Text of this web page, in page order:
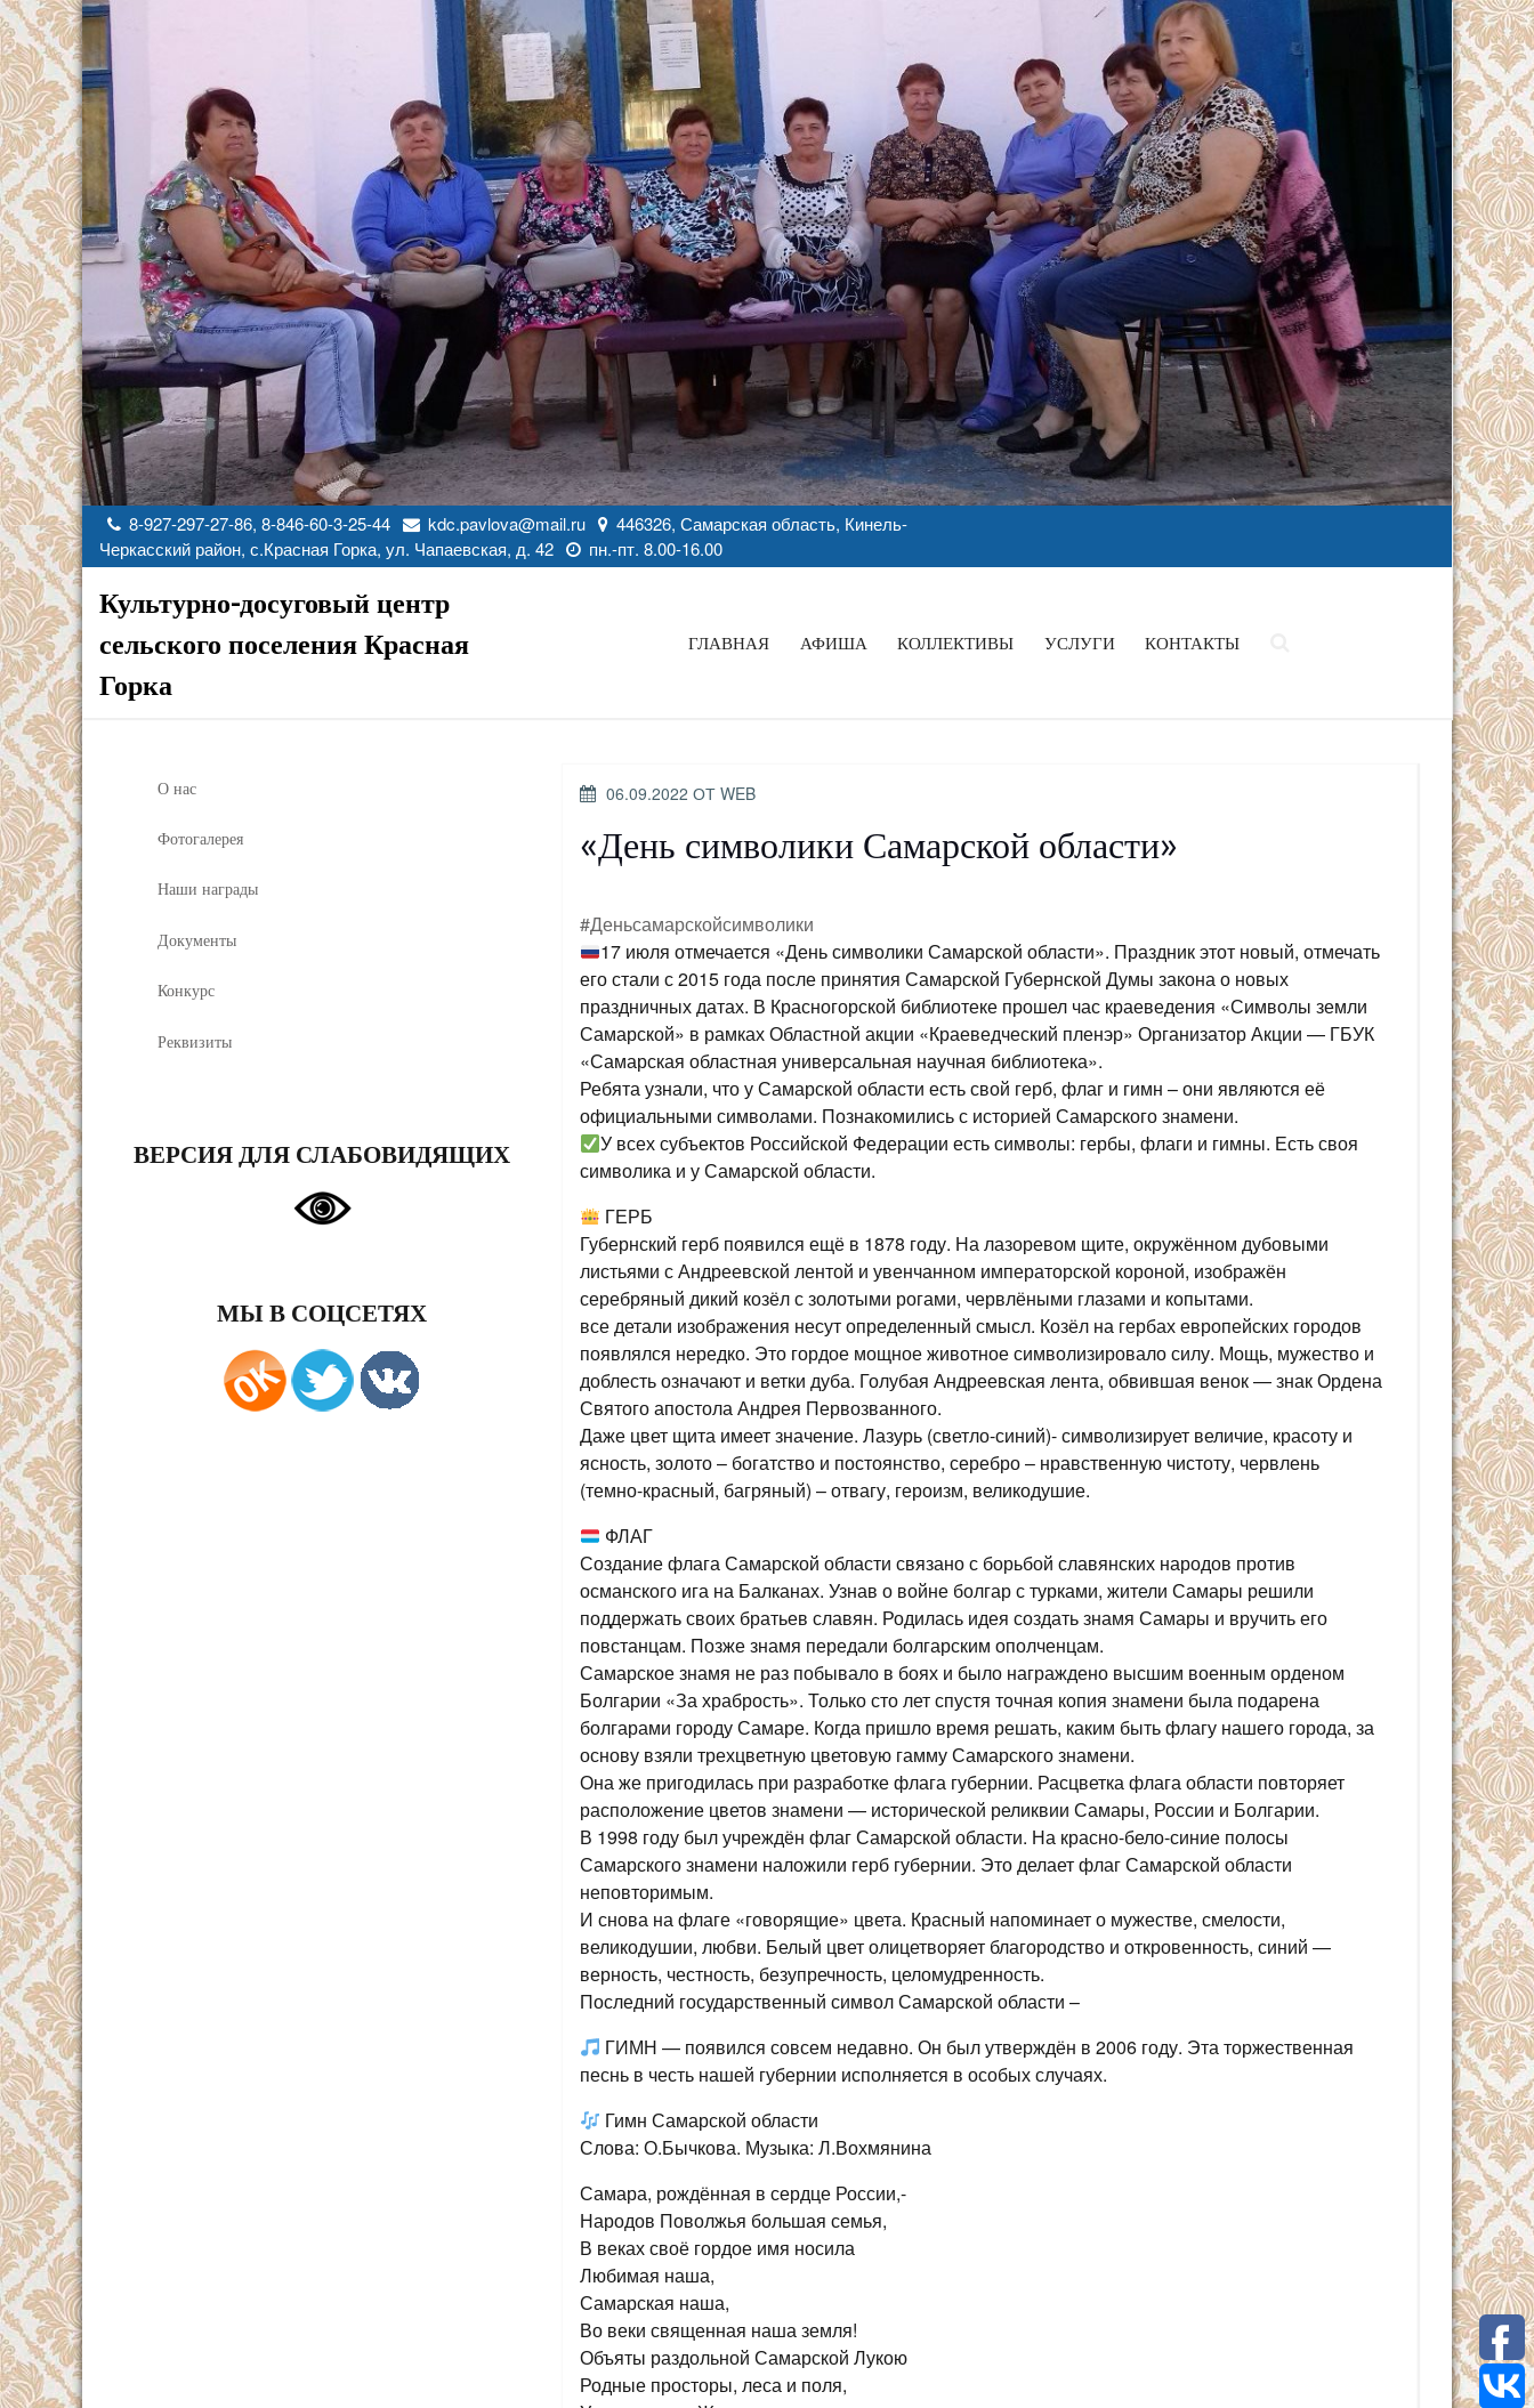
Перейти
к
содержимому
8-927-297-27-86, 8-846-60-3-25-44 kdc.pavlova@mail.ru
446326, Самарская область, Кинель-
Черкасский район, с.Красная Горка, ул. Чапаевская, д. 42
пн.-пт. 8.00-16.00
Культурно-досуговый центр
сельского поселения Красная
Горка
ГЛАВНАЯ АФИША КОЛЛЕКТИВЫ УСЛУГИ КОНТАКТЫ
О нас
Фотогалерея
Наши награды
Документы
Конкурс
Реквизиты
ВЕРСИЯ ДЛЯ СЛАБОВИДЯЩИХ
МЫ В СОЦСЕТЯХ
ОПУБЛИКОВАНО
06.09.2022 ОТ WEB
«День символики Самарской области»
#Деньсамарскойсимволики
17 июля отмечается «День символики Самарской области». Праздник этот новый, отмечать
его стали с 2015 года после принятия Самарской Губернской Думы закона о новых
праздничных датах. В Красногорской библиотеке прошел час краеведения «Символы земли
Самарской» в рамках Областной акции «Краеведческий пленэр» Организатор Акции — ГБУК
«Самарская областная универсальная научная библиотека».
Ребята узнали, что у Самарской области есть свой герб, флаг и гимн – они являются её
официальными символами. Познакомились с историей Самарского знамени.
У всех субъектов Российской Федерации есть символы: гербы, флаги и гимны. Есть своя
символика и у Самарской области.
ГЕРБ
Губернский герб появился ещё в 1878 году. На лазоревом щите, окружённом дубовыми
листьями с Андреевской лентой и увенчанном императорской короной, изображён
серебряный дикий козёл с золотыми рогами, червлёными глазами и копытами.
все детали изображения несут определенный смысл. Козёл на гербах европейских городов
появлялся нередко. Это гордое мощное животное символизировало силу. Мощь, мужество и
доблесть означают и ветки дуба. Голубая Андреевская лента, обвившая венок — знак Ордена
Святого апостола Андрея Первозванного.
Даже цвет щита имеет значение. Лазурь (светло-синий)- символизирует величие, красоту и
ясность, золото – богатство и постоянство, серебро – нравственную чистоту, червлень
(темно-красный, багряный) – отвагу, героизм, великодушие.
ФЛАГ
Создание флага Самарской области связано с борьбой славянских народов против
османского ига на Балканах. Узнав о войне болгар с турками, жители Самары решили
поддержать своих братьев славян. Родилась идея создать знамя Самары и вручить его
повстанцам. Позже знамя передали болгарским ополченцам.
Самарское знамя не раз побывало в боях и было награждено высшим военным орденом
Болгарии «За храбрость». Только сто лет спустя точная копия знамени была подарена
болгарами городу Самаре. Когда пришло время решать, каким быть флагу нашего города, за
основу взяли трехцветную цветовую гамму Самарского знамени.
Она же пригодилась при разработке флага губернии. Расцветка флага области повторяет
расположение цветов знамени — исторической реликвии Самары, России и Болгарии.
В 1998 году был учреждён флаг Самарской области. На красно-бело-синие полосы
Самарского знамени наложили герб губернии. Это делает флаг Самарской области
неповторимым.
И снова на флаге «говорящие» цвета. Красный напоминает о мужестве, смелости,
великодушии, любви. Белый цвет олицетворяет благородство и откровенность, синий —
верность, честность, безупречность, целомудренность.
Последний государственный символ Самарской области –
ГИМН — появился совсем недавно. Он был утверждён в 2006 году. Эта торжественная
песнь в честь нашей губернии исполняется в особых случаях.
Гимн Самарской области
Слова: О.Бычкова. Музыка: Л.Вохмянина
Самара, рождённая в сердце России,-
Народов Поволжья большая семья,
В веках своё гордое имя носила
Любимая наша,
Самарская наша,
Во веки священная наша земля!
Объяты раздольной Самарской Лукою
Родные просторы, леса и поля,